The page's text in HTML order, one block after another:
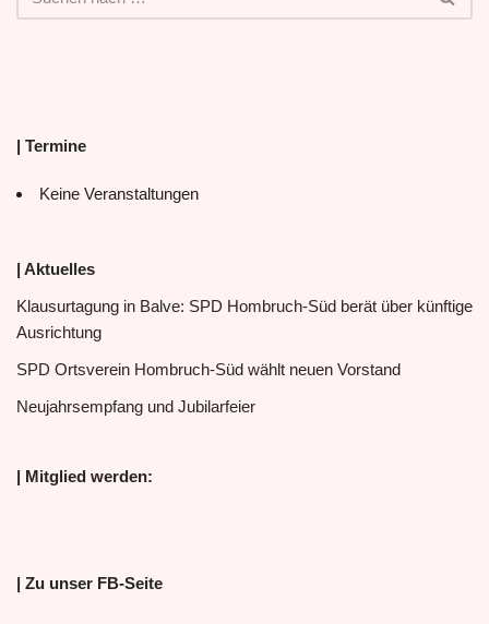
| Termine
Keine Veranstaltungen
| Aktuelles
Klausurtagung in Balve: SPD Hombruch-Süd berät über künftige
Ausrichtung
SPD Ortsverein Hombruch-Süd wählt neuen Vorstand
Neujahrsempfang und Jubilarfeier
| Mitglied werden:
| Zu unser FB-Seite